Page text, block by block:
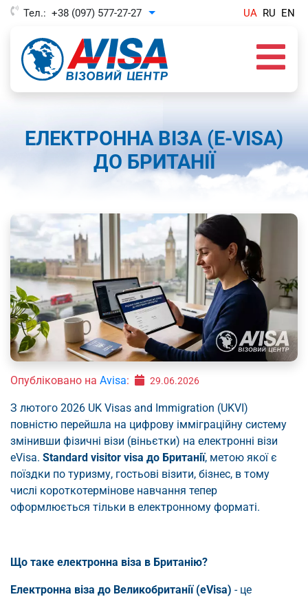
Тел.: +38 (097) 577-27-27 Toggle Dropdown UA RU EN
ЕЛЕКТРОННА ВІЗА (E-VISA)
ДО БРИТАНІЇ
Опубліковано на Avisa: 29.06.2026
З лютого 2026 UK Visas and Immigration (UKVI)
повністю перейшла на цифрову імміграційну систему
змінивши фізичні візи (віньєтки) на електронні візи
eVisa. Standard visitor visa до Британії, метою якої є
поїздки по туризму, гостьові візити, бізнес, в тому
числі короткотермінове навчання тепер
оформлюється тільки в електронному форматі.
Що таке електронна віза в Британію?
Електронна віза до Великобританії (eVisa) - це